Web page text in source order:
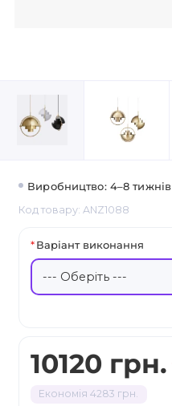
Виробництво: 4–8 тижнів
Код товару: ANZ1088
10120 грн.
Економія 4283 грн.
Варіант виконання